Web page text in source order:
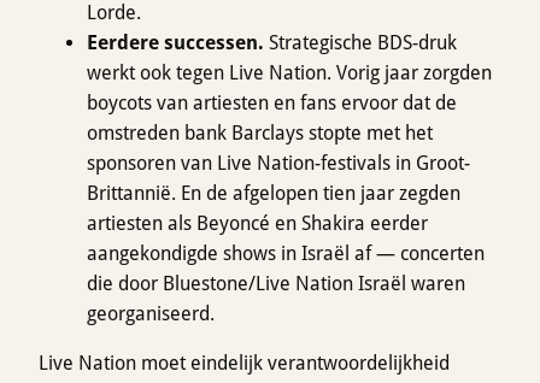
Lorde.
Eerdere successen. Strategische BDS-druk
werkt ook tegen Live Nation. Vorig jaar zorgden
boycots van artiesten en fans ervoor dat de
omstreden bank Barclays stopte met het
sponsoren van Live Nation-festivals in Groot-
Brittannië. En de afgelopen tien jaar zegden
artiesten als Beyoncé en Shakira eerder
aangekondigde shows in Israël af — concerten
die door Bluestone/Live Nation Israël waren
georganiseerd.
Live Nation moet eindelijk verantwoordelijkheid